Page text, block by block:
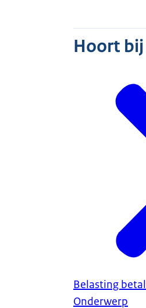
Hoort bij
Belasting
Onderwerp